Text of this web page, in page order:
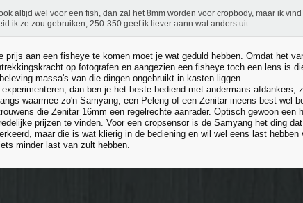
altijd wel voor een fish, dan zal het 8mm worden voor cropbody, maar ik
ik ze zou gebruiken, 250-350 geef ik liever aann wat anders uit.
prijs aan een fisheye te komen moet je wat geduld hebben. Omdat het
op fotografen en aangezien een fisheye toch een lens is
massa's van die dingen ongebruikt in kasten liggen.
dan ben je het beste bediend met andermans afdankers,
waarmee zo'n Samyang, een Peleng of een Zenitar ineens best wel
die Zenitar 16mm een regelrechte aanrader. Optisch gewoon een
prijzen te vinden. Voor een cropsensor is de Samyang het ding
maar die is wat klierig in de bediening en wil wel eens last hebben
minder last van zult hebben.